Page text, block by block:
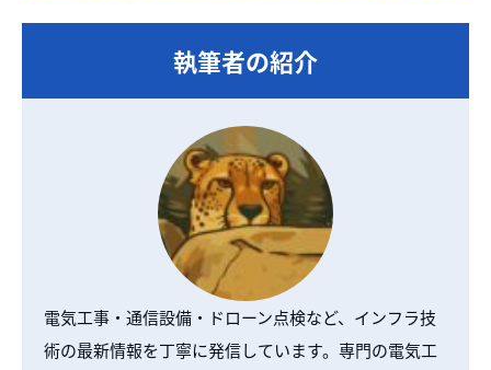
執筆者の紹介
電気工事・通信設備・ドローン点検など、インフラ技
術の最新情報を丁寧に発信しています。専門の電気工